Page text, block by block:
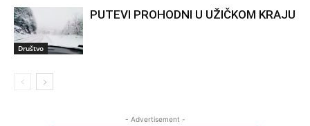
Društvo
PUTEVI PROHODNI U UŽIČKOM KRAJU
- Advertisement -